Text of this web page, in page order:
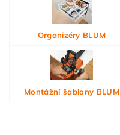
Organizéry BLUM
Montážní šablony BLUM